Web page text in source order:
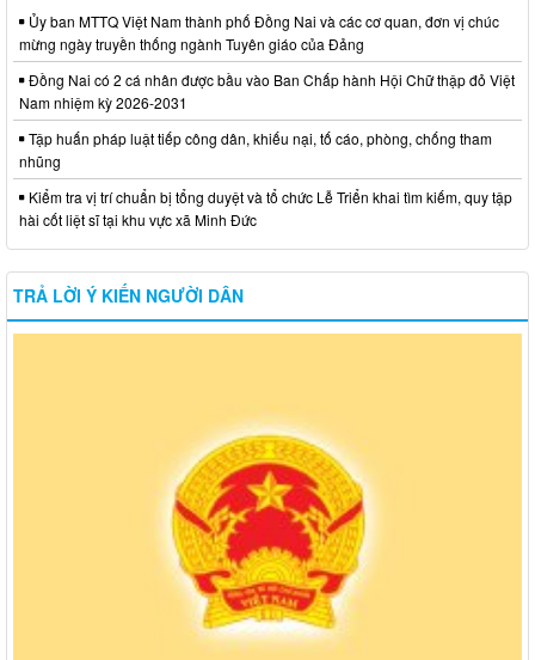
Ủy ban MTTQ Việt Nam thành phố Đồng Nai và các cơ quan, đơn vị chúc
mừng ngày truyền thống ngành Tuyên giáo của Đảng
Đồng Nai có 2 cá nhân được bầu vào Ban Chấp hành Hội Chữ thập đỏ Việt
Nam nhiệm kỳ 2026-2031
Tập huấn pháp luật tiếp công dân, khiếu nại, tố cáo, phòng, chống tham
nhũng
Kiểm tra vị trí chuẩn bị tổng duyệt và tổ chức Lễ Triển khai tìm kiếm, quy tập
hài cốt liệt sĩ tại khu vực xã Minh Đức
TRẢ LỜI Ý KIẾN NGƯỜI DÂN